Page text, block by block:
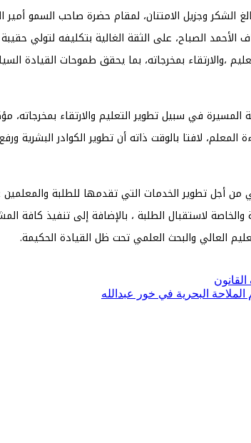
الشكر وجزيل الامتنان، لمقام حضرة صاحب السمو
الصباح، على الثقة الغالية بتكليفه لتولي حقيبة
بمخرجاته، بما يحقق طموحات القيادة
في سبيل تطوير التعليم والارتقاء بمخرجاته،
لافتا بالوقت ذاته أن تطوير الكوادر
من أجل تطوير الخدمات التي تقدمها للطلبة
لاستقبال الطلبة ، بالإضافة إلى تنفيذ كافة
العالي والبحث العلمي تحت ظل القيادة الحكيمة.
البحرية في خور عبدالله